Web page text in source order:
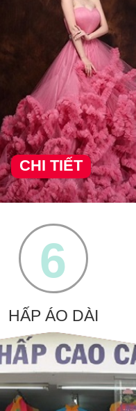
CHI TIẾT
6
HẤP ÁO DÀI